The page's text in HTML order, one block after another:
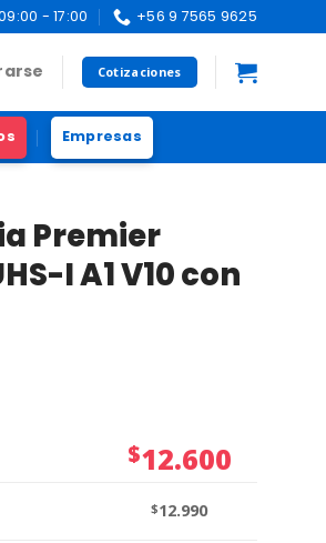
- 17:00 +56 9 7565 9625
Cotizaciones
Empresas
Premier
I A1 V10 con
$12.600
$12.990